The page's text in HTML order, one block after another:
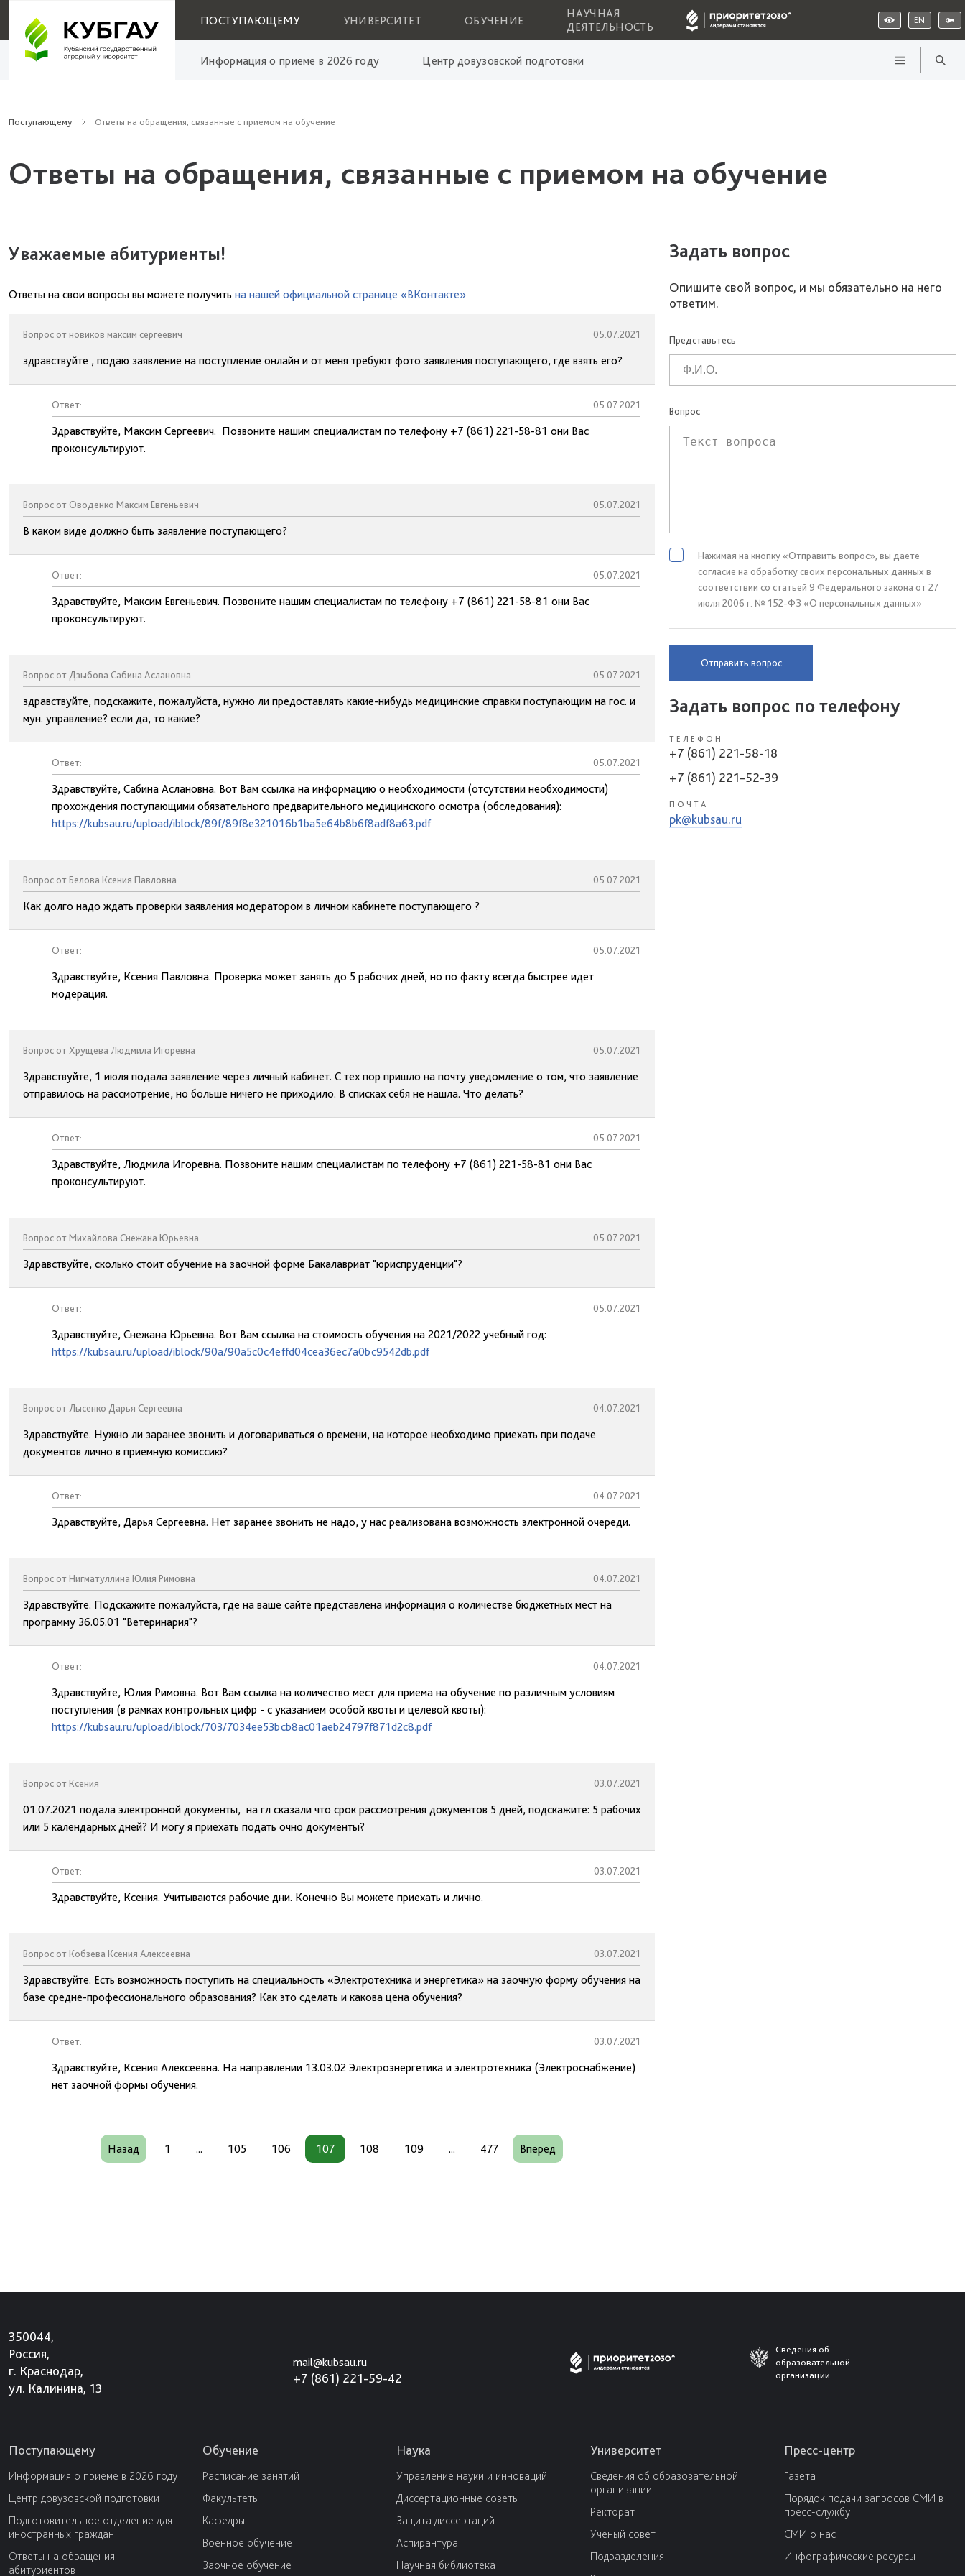
ПОСТУПАЮЩЕМУ УНИВЕРСИТЕТ ОБУЧЕНИЕ
НАУЧНАЯ
ДЕЯТЕЛЬНОСТЬ
EN
Информация о приеме в 2026 году Центр довузовской подготовки
Поступающему Ответы на обращения, связанные с приемом на обучение
Ответы на обращения, связанные с приемом на обучение
Уважаемые абитуриенты!
Ответы на свои вопросы вы можете получить на нашей официальной странице «ВКонтакте»
Вопрос от новиков максим сергеевич 05.07.2021
здравствуйте , подаю заявление на поступление онлайн и от меня требуют фото заявления поступающего, где взять его?
Ответ: 05.07.2021
Здравствуйте, Максим Сергеевич. Позвоните нашим специалистам по телефону +7 (861) 221-58-81 они Вас
проконсультируют.
Вопрос от Оводенко Максим Евгеньевич 05.07.2021
В каком виде должно быть заявление поступающего?
Ответ: 05.07.2021
Здравствуйте, Максим Евгеньевич. Позвоните нашим специалистам по телефону +7 (861) 221-58-81 они Вас
проконсультируют.
Вопрос от Дзыбова Сабина Аслановна 05.07.2021
здравствуйте, подскажите, пожалуйста, нужно ли предоставлять какие-нибудь медицинские справки поступающим на гос. и
мун. управление? если да, то какие?
Ответ: 05.07.2021
Здравствуйте, Сабина Аслановна. Вот Вам ссылка на информацию о необходимости (отсутствии необходимости)
прохождения поступающими обязательного предварительного медицинского осмотра (обследования):
https://kubsau.ru/upload/iblock/89f/89f8e321016b1ba5e64b8b6f8adf8a63.pdf
Вопрос от Белова Ксения Павловна 05.07.2021
Как долго надо ждать проверки заявления модератором в личном кабинете поступающего ?
Ответ: 05.07.2021
Здравствуйте, Ксения Павловна. Проверка может занять до 5 рабочих дней, но по факту всегда быстрее идет
модерация.
Вопрос от Хрущева Людмила Игоревна 05.07.2021
Здравствуйте, 1 июля подала заявление через личный кабинет. С тех пор пришло на почту уведомление о том, что заявление
отправилось на рассмотрение, но больше ничего не приходило. В списках себя не нашла. Что делать?
Ответ: 05.07.2021
Здравствуйте, Людмила Игоревна. Позвоните нашим специалистам по телефону +7 (861) 221-58-81 они Вас
проконсультируют.
Вопрос от Михайлова Снежана Юрьевна 05.07.2021
Здравствуйте, сколько стоит обучение на заочной форме Бакалавриат "юриспруденции"?
Ответ: 05.07.2021
Здравствуйте, Снежана Юрьевна. Вот Вам ссылка на стоимость обучения на 2021/2022 учебный год:
https://kubsau.ru/upload/iblock/90a/90a5c0c4effd04cea36ec7a0bc9542db.pdf
Вопрос от Лысенко Дарья Сергеевна 04.07.2021
Здравствуйте. Нужно ли заранее звонить и договариваться о времени, на которое необходимо приехать при подаче
документов лично в приемную комиссию?
Ответ: 04.07.2021
Здравствуйте, Дарья Сергеевна. Нет заранее звонить не надо, у нас реализована возможность электронной очереди.
Вопрос от Нигматуллина Юлия Римовна 04.07.2021
Здравствуйте. Подскажите пожалуйста, где на ваше сайте представлена информация о количестве бюджетных мест на
программу 36.05.01 "Ветеринария"?
Ответ: 04.07.2021
Здравствуйте, Юлия Римовна. Вот Вам ссылка на количество мест для приема на обучение по различным условиям
поступления (в рамках контрольных цифр - с указанием особой квоты и целевой квоты):
https://kubsau.ru/upload/iblock/703/7034ee53bcb8ac01aeb24797f871d2c8.pdf
Вопрос от Ксения 03.07.2021
01.07.2021 подала электронной документы, на гл сказали что срок рассмотрения документов 5 дней, подскажите: 5 рабочих
или 5 календарных дней? И могу я приехать подать очно документы?
Ответ: 03.07.2021
Здравствуйте, Ксения. Учитываются рабочие дни. Конечно Вы можете приехать и лично.
Вопрос от Кобзева Ксения Алексеевна 03.07.2021
Здравствуйте. Есть возможность поступить на специальность «Электротехника и энергетика» на заочную форму обучения на
базе средне-профессионального образования? Как это сделать и какова цена обучения?
Ответ: 03.07.2021
Здравствуйте, Ксения Алексеевна. На направлении 13.03.02 Электроэнергетика и электротехника (Электроснабжение)
нет заочной формы обучения.
Назад 1 ... 105 106 107 108 109 ... 477 Вперед
Задать вопрос
Опишите свой вопрос, и мы обязательно на него
ответим.
Представьтесь
Вопрос
Нажимая на кнопку «Отправить вопрос», вы даете
согласие на обработку своих персональных данных в
соответствии со статьей 9 Федерального закона от 27
июля 2006 г. № 152-ФЗ «О персональных данных»
Отправить вопрос
Задать вопрос по телефону
ТЕЛЕФОН
+7 (861) 221-58-18
+7 (861) 221–52-39
ПОЧТА
pk@kubsau.ru
350044,
Россия,
г. Краснодар,
ул. Калинина, 13
mail@kubsau.ru
+7 (861) 221-59-42
Сведения об
образовательной
организации
Поступающему
Информация о приеме в 2026 году
Центр довузовской подготовки
Подготовительное отделение для
иностранных граждан
Ответы на обращения
абитуриентов
Обучение
Расписание занятий
Факультеты
Кафедры
Военное обучение
Заочное обучение
Наука
Управление науки и инноваций
Диссертационные советы
Защита диссертаций
Аспирантура
Научная библиотека
Университет
Сведения об образовательной
организации
Ректорат
Ученый совет
Подразделения
Пресс-центр
Газета
Порядок подачи запросов СМИ в
пресс-службу
СМИ о нас
Инфографические ресурсы